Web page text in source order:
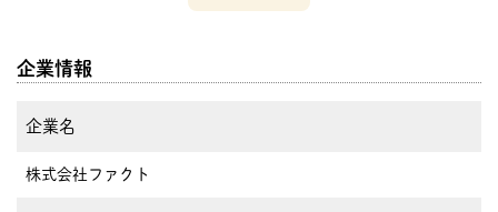
企業情報
企業名
株式会社ファクト